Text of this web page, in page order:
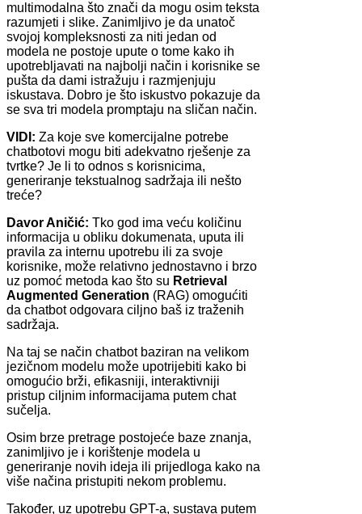
multimodalna što znači da mogu osim teksta
razumjeti i slike. Zanimljivo je da unatoč
svojoj kompleksnosti za niti jedan od
modela ne postoje upute o tome kako ih
upotrebljavati na najbolji način i korisnike se
pušta da dami istražuju i razmjenjuju
iskustava. Dobro je što iskustvo pokazuje da
se sva tri modela promptaju na sličan način.
VIDI: Za koje sve komercijalne potrebe
chatbotovi mogu biti adekvatno rješenje za
tvrtke? Je li to odnos s korisnicima,
generiranje tekstualnog sadržaja ili nešto
treće?
Davor Aničić: Tko god ima veću količinu
informacija u obliku dokumenata, uputa ili
pravila za internu upotrebu ili za svoje
korisnike, može relativno jednostavno i brzo
uz pomoć metoda kao što su Retrieval
Augmented Generation (RAG) omogućiti
da chatbot odgovara ciljno baš iz traženih
sadržaja.
Na taj se način chatbot baziran na velikom
jezičnom modelu može upotrijebiti kako bi
omogućio brži, efikasniji, interaktivniji
pristup ciljnim informacijama putem chat
sučelja.
Osim brze pretrage postojeće baze znanja,
zanimljivo je i korištenje modela u
generiranje novih ideja ili prijedloga kako na
više načina pristupiti nekom problemu.
Također, uz upotrebu GPT-a, sustava putem